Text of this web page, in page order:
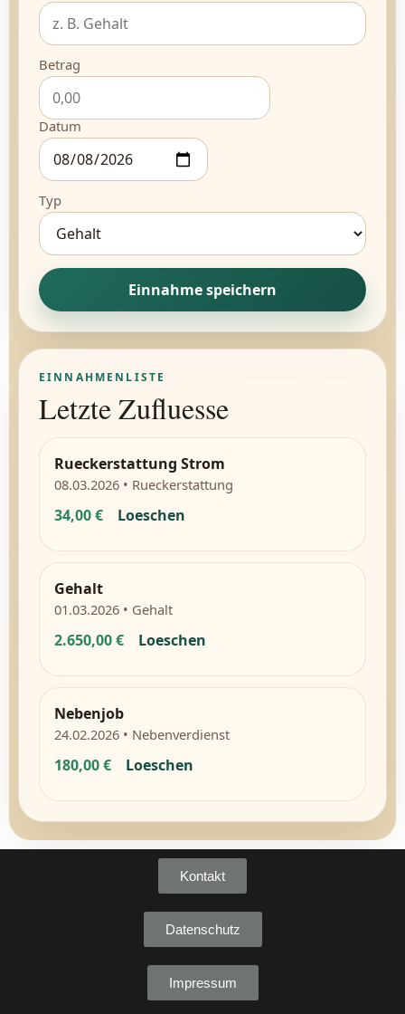
Betrag
Datum
Typ
Einnahme speichern
EINNAHMENLISTE
Letzte Zufluesse
Rueckerstattung Strom
08.03.2026 • Rueckerstattung
34,00 € Loeschen
Gehalt
01.03.2026 • Gehalt
2.650,00 € Loeschen
Nebenjob
24.02.2026 • Nebenverdienst
180,00 € Loeschen
Kontakt
Datenschutz
Impressum